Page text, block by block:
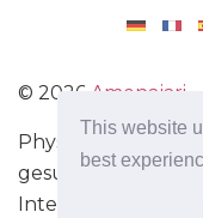
This website
best
© 2026 Amenajari
Physische
gesunde
Interessante